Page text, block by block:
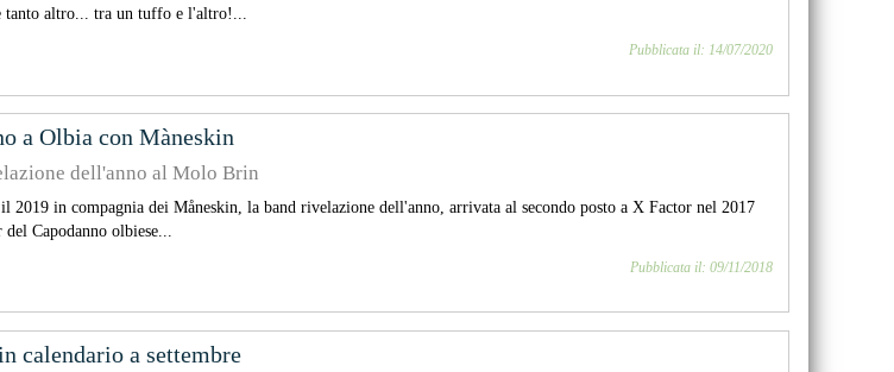
tanto altro... tra un tuffo e l'altro!...
Pubblicata il: 14/07/2020
a Olbia con Màneskin
dell'anno al Molo Brin
2019 in compagnia dei Måneskin, la band rivelazione dell'anno, arrivata al secondo posto a X Factor nel 2017
Capodanno olbiese...
Pubblicata il: 09/11/2018
calendario a settembre